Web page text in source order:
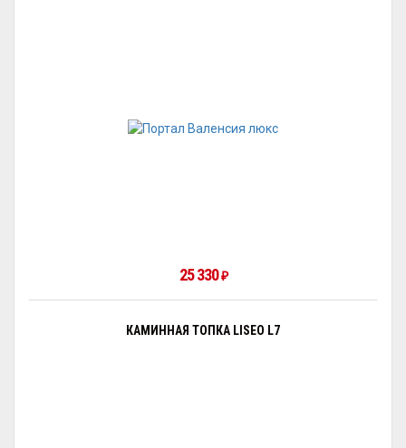
25 330 ₽
КАМИННАЯ ТОПКА LISEO L7